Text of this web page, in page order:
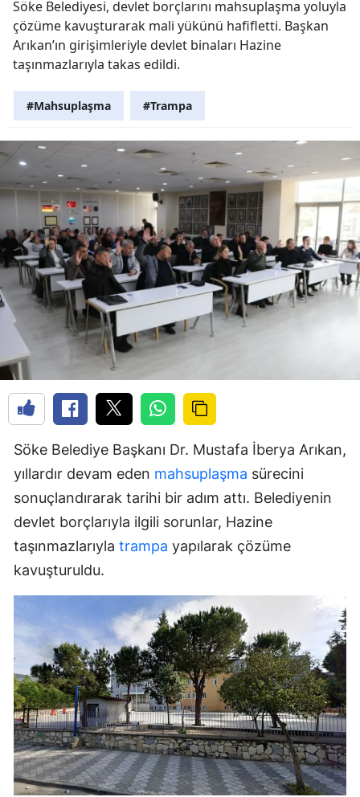
Söke Belediyesi, devlet borçlarını mahsuplaşma yoluyla
çözüme kavuşturarak mali yükünü hafifletti. Başkan
Arıkan’ın girişimleriyle devlet binaları Hazine
taşınmazlarıyla takas edildi.
#Mahsuplaşma #Trampa
Söke Belediye Başkanı Dr. Mustafa İberya Arıkan,
yıllardır devam eden mahsuplaşma sürecini
sonuçlandırarak tarihi bir adım attı. Belediyenin
devlet borçlarıyla ilgili sorunlar, Hazine
taşınmazlarıyla trampa yapılarak çözüme
kavuşturuldu.